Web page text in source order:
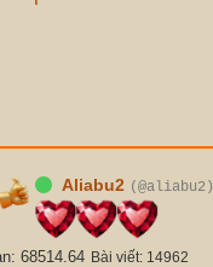
Aliabu2 (@aliabu2)
68514.64 Bài viết: 14962